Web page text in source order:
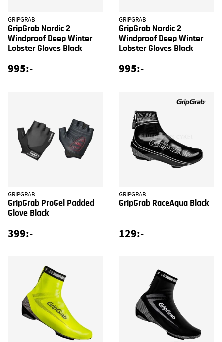
GRIPGRAB
GripGrab Nordic 2
Windproof Deep Winter
Lobster Gloves Black
995:-
GRIPGRAB
GripGrab Nordic 2
Windproof Deep Winter
Lobster Gloves Black
995:-
GRIPGRAB
GripGrab ProGel Padded
Glove Black
399:-
GRIPGRAB
GripGrab RaceAqua Black
129:-